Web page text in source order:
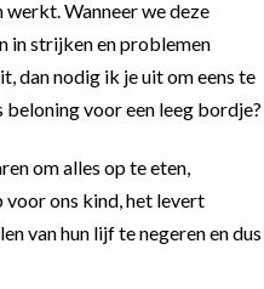
werkt. Wanneer we deze
in strijken en problemen
dan nodig ik je uit om eens te
voor een leeg bordje?
om alles op te eten,
ons kind, het levert
van hun lijf te negeren en dus